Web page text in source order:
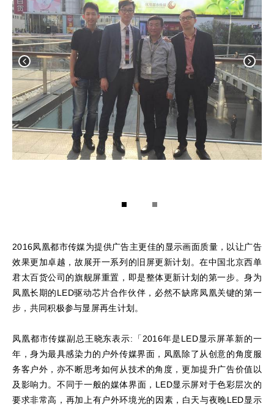
1 2
2016凤凰都市传媒为提供广告主更佳的显示画面质量，以让广告
效果更加卓越，故展开一系列的旧屏更新计划。在中国北京西单
君太百货公司的旗舰屏重置，即是整体更新计划的第一步。身为
凤凰长期的LED驱动芯片合作伙伴，必然不缺席凤凰关键的第一
步，共同积极参与显屏再生计划。
凤凰都市传媒副总王晓东表示:「2016年是LED显示屏革新的一
年，身为最具感染力的户外传媒界面，凤凰除了从创意的角度服
务客户外，亦不断思考如何从技术的角度，更加提升广告价值以
及影响力。不同于一般的媒体界面，LED显示屏对于色彩层次的
要求非常高，再加上有户外环境光的因素，白天与夜晚LED显示